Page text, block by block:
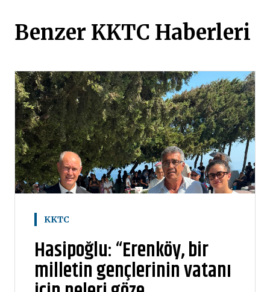
Benzer KKTC Haberleri
KKTC
Hasipoğlu: “Erenköy, bir
milletin gençlerinin vatanı